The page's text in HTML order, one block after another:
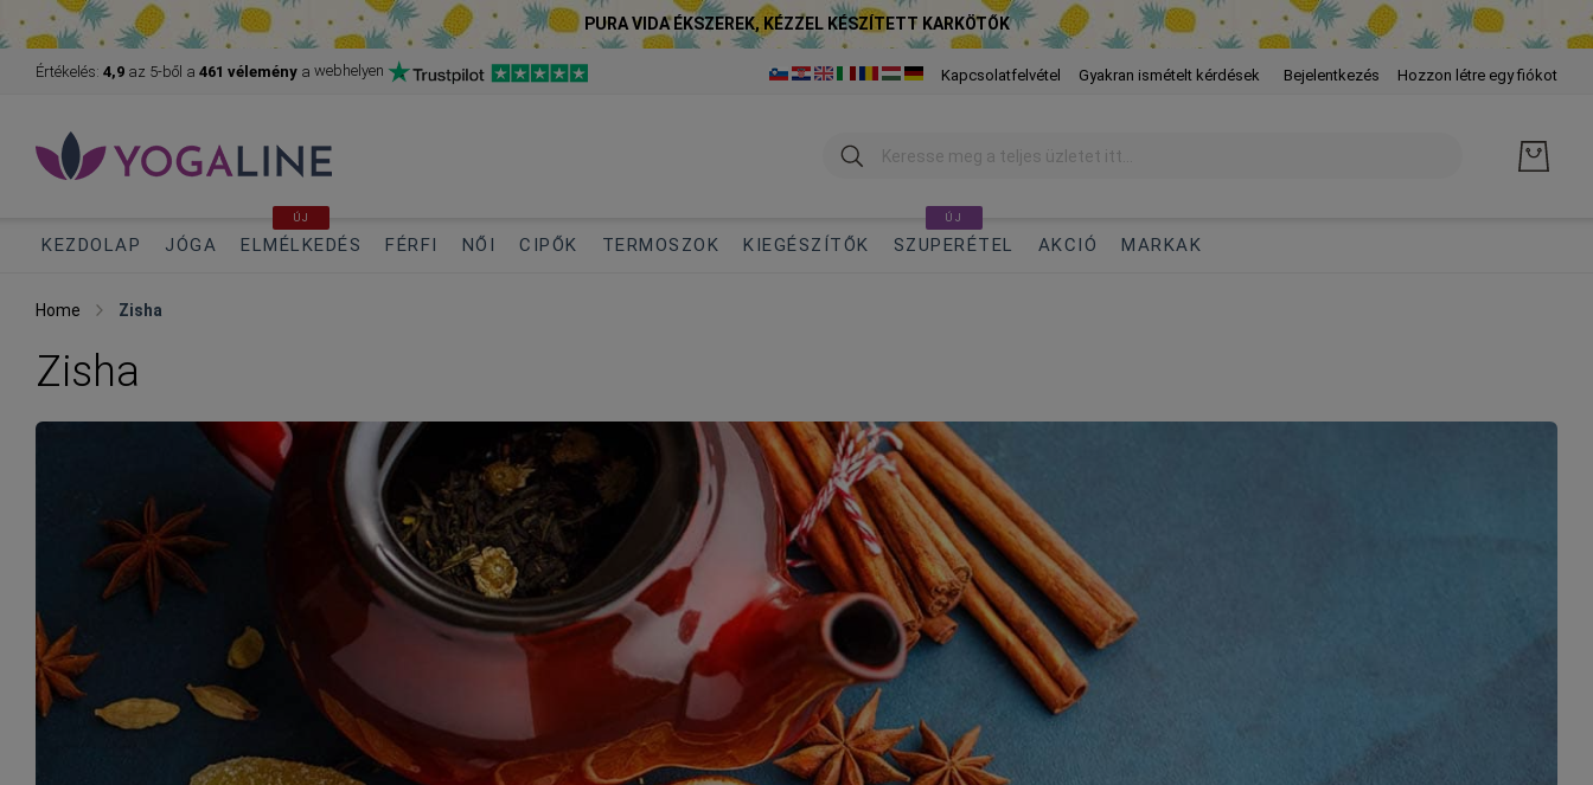
PURA VIDA ÉKSZEREK, KÉZZEL KÉSZÍTETT KARKÖTŐK
Értékelés: 4,9 az 5-ből a 461 vélemény a webhelyen
to
Kapcsolatfelvétel Gyakran ismételt kérdések Bejelentkezés Hozzon létre egy fiókot
Keresés
KEZDOLAP JÓGA ELMÉLKEDÉS
ÚJ
FÉRFI NŐI CIPŐK TERMOSZOK KIEGÉSZÍTŐK SZUPERÉTEL
ÚJ
AKCIÓ MARKAK
Home Zisha
Zisha